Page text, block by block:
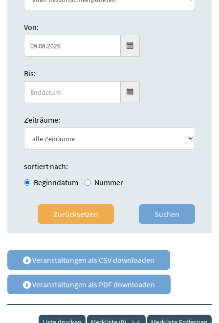
Von:
Bis:
Zeiträume:
sortiert nach:
Beginndatum
Nummer
Zurücksetzen Suchen
Veranstaltungen als CSV downloaden
Veranstaltungen als PDF downloaden